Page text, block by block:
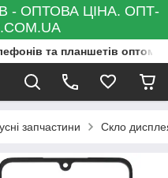
- ОПТОВА ЦІНА. ОПТ-
та планшетів оптом
запчастини Скло